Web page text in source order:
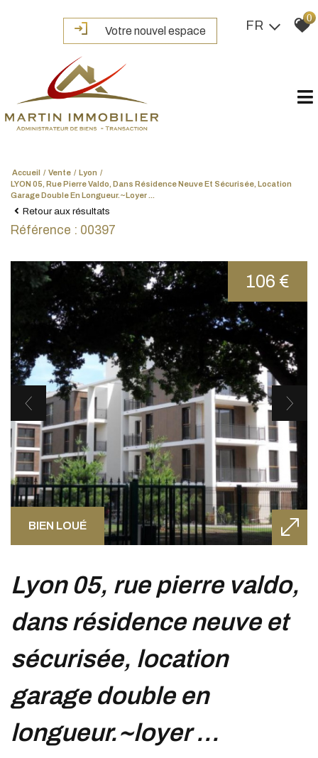
Votre nouvel espace FR
0
Accueil Vente
Lyon
LYON 05, Rue Pierre Valdo, Dans Résidence Neuve Et Sécurisée, Location
Garage Double En Longueur.~Loyer ...
Retour aux résultats
Référence : 00397
BIEN LOUÉ
106 €
lyon 05, rue pierre valdo,
dans résidence neuve et
sécurisée, location
garage double en
longueur.~loyer ...